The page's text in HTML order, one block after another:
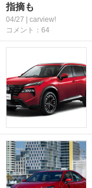
指摘も
04/27 | carview!
コメント：64